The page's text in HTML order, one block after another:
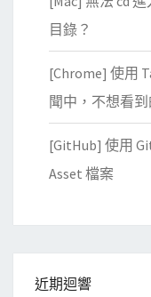
目錄？
[Chrome] 使用
聞中，不想看
[GitHub] 使用
Asset 檔案
近期迴響